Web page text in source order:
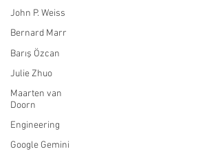
John P. Weiss
Bernard Marr
Barış Özcan
Julie Zhuo
Maarten van
Doorn
Engineering
Google Gemini